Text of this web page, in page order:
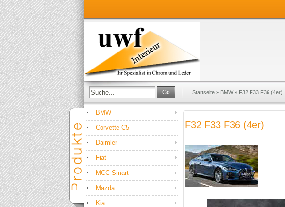
Go Startseite » BMW» F32 F33 F36 (4er)
BMW
Corvette C5
Daimler
Fiat
MCC Smart
Mazda
Kia
F32 F33 F36 (4er)